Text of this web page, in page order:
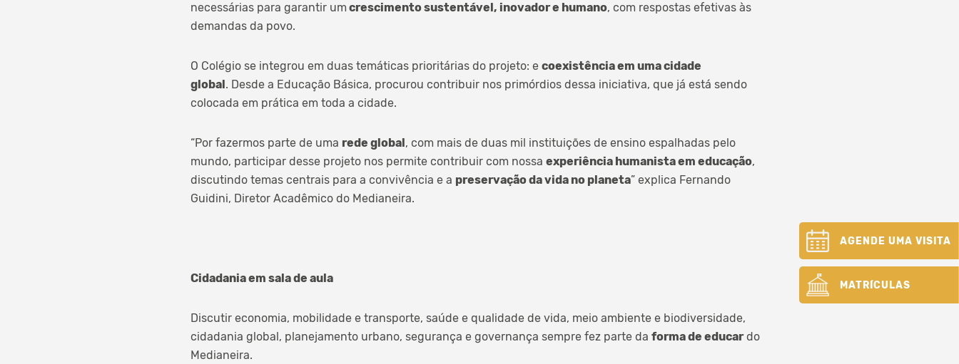
necessárias para garantir um crescimento sustentável, inovador e humano, com respostas efetivas às
demandas da povo.
O Colégio se integrou em duas temáticas prioritárias do projeto: e coexistência em uma cidade
global. Desde a Educação Básica, procurou contribuir nos primórdios dessa iniciativa, que já está sendo
colocada em prática em toda a cidade.
“Por fazermos parte de uma rede global, com mais de duas mil instituições de ensino espalhadas pelo
mundo, participar desse projeto nos permite contribuir com nossa experiência humanista em educação,
discutindo temas centrais para a convivência e a preservação da vida no planeta” explica Fernando
Guidini, Diretor Acadêmico do Medianeira.
Cidadania em sala de aula
Discutir economia, mobilidade e transporte, saúde e qualidade de vida, meio ambiente e biodiversidade,
cidadania global, planejamento urbano, segurança e governança sempre fez parte da forma de educardo
Medianeira.
AGENDE UMA VISITA
MATRÍCULAS